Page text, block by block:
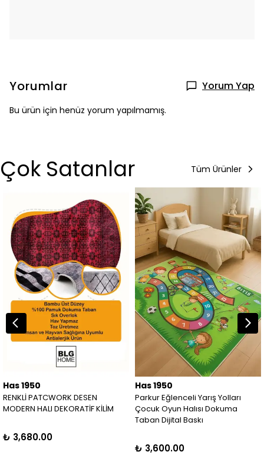
Yorumlar Yorum Yap
Bu ürün için henüz yorum yapılmamış.
Çok Satanlar Tüm Ürünler
Has 1950
RENKLİ PATCWORK DESEN
MODERN HALI DEKORATİF KİLİM
₺ 3,680.00
Has 1950
Parkur Eğlenceli Yarış Yolları
Çocuk Oyun Halısı Dokuma
Taban Dijital Baskı
₺ 3,600.00